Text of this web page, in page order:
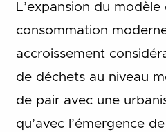
L’expansion du
consommation
accroissement
de déchets au niveau
de pair avec une
qu’avec l’émergence